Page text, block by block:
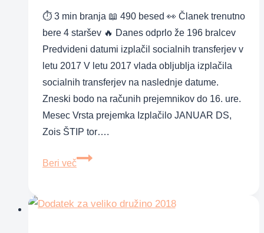
⏱ 3 min branja 📖 490 besed 👀 Članek trenutno
bere 4 staršev 🔥 Danes odprlo že 196 bralcev
Predvideni datumi izplačil socialnih transferjev v
letu 2017 V letu 2017 vlada obljublja izplačila
socialnih transferjev na naslednje datume.
Zneski bodo na računih prejemnikov do 16. ure.
Mesec Vrsta prejemka Izplačilo JANUAR DS,
Zois ŠTIP tor….
Beri več
Izplačila
v